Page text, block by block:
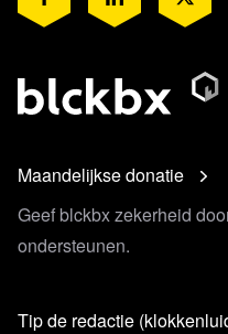
Maandelijkse donatie
Geef blckbx zekerheid
ondersteunen.
Tip de redactie